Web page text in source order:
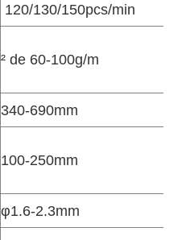
120/130/150pcs/min
² de 60-100g/m
340-690mm
100-250mm
φ1.6-2.3mm